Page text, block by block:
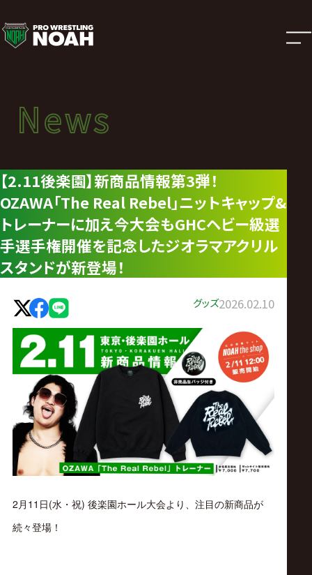
ニ
ュ
ー
ス
|
プ
ロ
レ
ス
リ
ン
グ・
ノ
ア
News
ニュース
News
【2.11後楽園】新商品情報第3弾！
OZAWA「The Real Rebel」ニットキャップ&
トレーナーに加え今大会もGHCヘビー級選
手選手権開催を記念したジオラマアクリル
スタンドが新登場！
グッズ2026.02.10
2月11日(水・祝) 後楽園ホール大会より、注目の新商品が
続々登場！